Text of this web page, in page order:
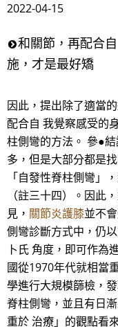
2022-04-15
和關節，再配合
施，才是最好矯
因此，提出除了適當
配合自 我覺察感受的
柱側彎的方法。 參●
多，但是大部分都是
「自發性脊柱側彎」
（註三十四）。因此
見， 關節炎護膝並不
側彎診斷方式中，仍
卜氏 角度，即可作為
國從1970年代就相當
學進行大規模篩檢，
脊柱側彎，並且有日
重於 治療」的觀點看